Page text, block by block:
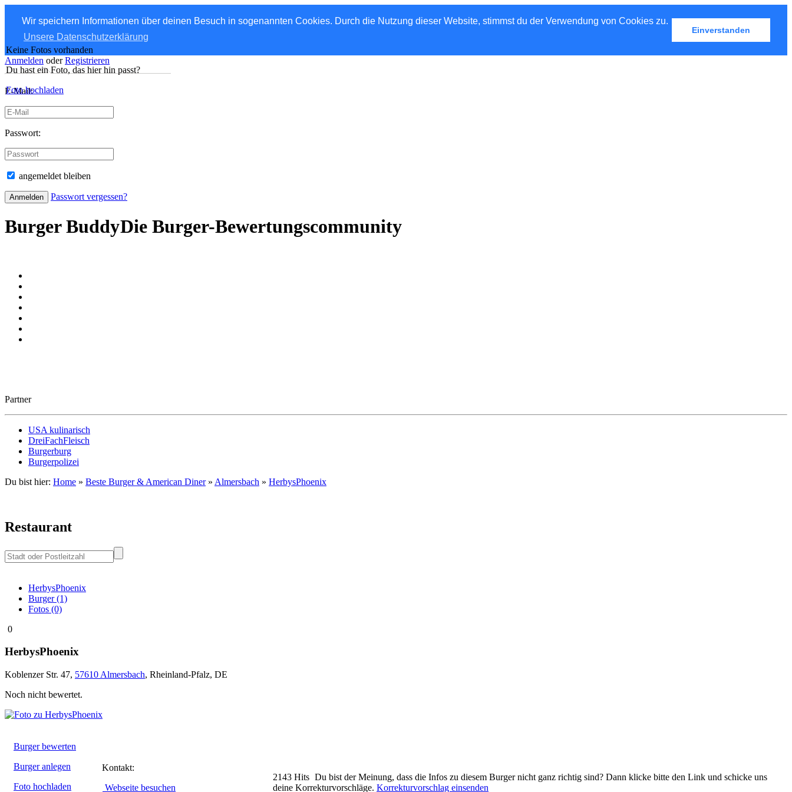
Wir speichern Informationen über deinen Besuch in sogenannten Cookies. Durch die Nutzung dieser Website, stimmst du der Verwendung von Cookies zu.
Unsere Datenschutzerklärung
Einverstanden
Anmelden oder Registrieren
E-Mail:
Passwort:
angemeldet bleiben
Passwort vergessen?
Burger BuddyDie Burger-Bewertungscommunity
Partner
USA kulinarisch
DreiFachFleisch
Burgerburg
Burgerpolizei
Du bist hier: Home » Beste Burger & American Diner» Almersbach » HerbysPhoenix
Restaurant
HerbysPhoenix
Burger (1)
Fotos (0)
0
HerbysPhoenix
Koblenzer Str. 47, 57610 Almersbach, Rheinland-Pfalz, DE
Noch nicht bewertet.
Keine Fotos vorhanden
Du hast ein Foto, das hier hin passt?
Foto hochladen
Burger bewerten
Burger anlegen
Foto hochladen
Kontakt:
Webseite besuchen
2143 Hits Du bist der Meinung, dass die Infos zu diesem Burger nicht ganz richtig sind? Dann klicke bitte den Link und schicke uns
deine Korrekturvorschläge. Korrekturvorschlag einsenden